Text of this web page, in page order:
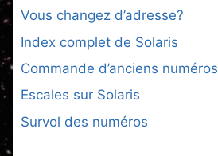
Vous changez d’adresse?
Index complet de Solaris
Commande d’anciens numéros
Escales sur Solaris
Survol des numéros